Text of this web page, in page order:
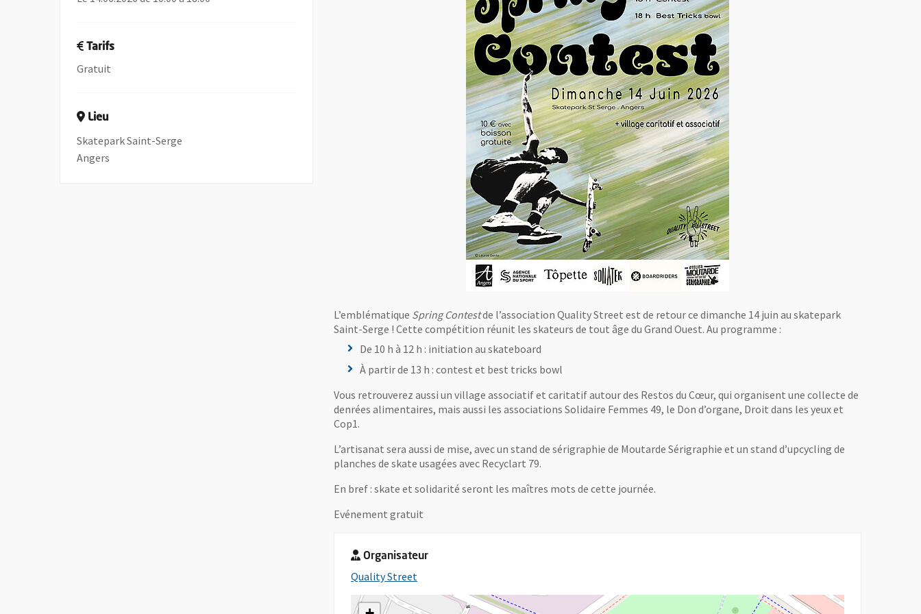
L’emblématique Spring Contestde l’association Quality Street est de retour ce dimanche 14 juin au skatepark
Saint-Serge ! Cette compétition réunit les skateurs de tout âge du Grand Ouest. Au programme :
De 10 h à 12 h : initiation au skateboard
À partir de 13 h : contest et best tricks bowl
Vous retrouverez aussi un village associatif et caritatif autour des Restos du Cœur, qui organisent une collecte de
denrées alimentaires, mais aussi les associations Solidaire Femmes 49, le Don d’organe, Droit dans les yeux et
Cop1.
L’artisanat sera aussi de mise, avec un stand de sérigraphie de Moutarde Sérigraphie et un stand d’upcycling de
planches de skate usagées avec Recyclart 79.
En bref : skate et solidarité seront les maîtres mots de cette journée.
Evénement gratuit
Organisateur
Quality Street, Ouvre une nouvelle fenêtre
Tarifs
Gratuit
Lieu
Skatepark Saint-Serge
Angers